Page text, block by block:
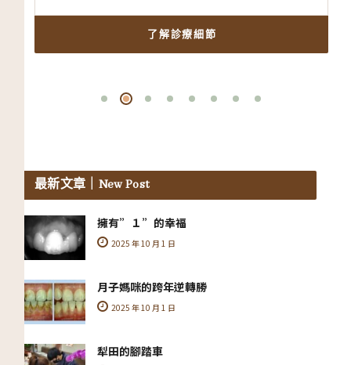
了解診療細節
最新文章 ｜New Post
擁有”１”的幸福
2025 年 10 月 1 日
月子媽咪的跨年逆轉勝
2025 年 10 月 1 日
犁田的腳踏車